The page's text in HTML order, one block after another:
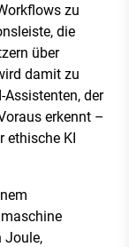
zu
die
über
damit zu
der
erkennt –
ethische KI
Joule,